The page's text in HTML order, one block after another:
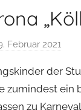
Februar 2021
n
n
e
der
zumindest ein
zu